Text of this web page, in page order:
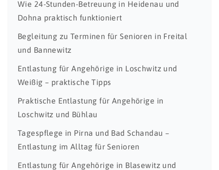
Wie 24-Stunden-Betreuung in Heidenau und
Dohna praktisch funktioniert
Begleitung zu Terminen für Senioren in Freital
und Bannewitz
Entlastung für Angehörige in Loschwitz und
Weißig – praktische Tipps
Praktische Entlastung für Angehörige in
Loschwitz und Bühlau
Tagespflege in Pirna und Bad Schandau –
Entlastung im Alltag für Senioren
Entlastung für Angehörige in Blasewitz und